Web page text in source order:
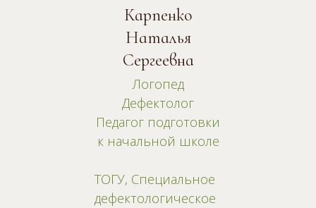
Карпенко
Наталья
Сергеевна
Логопед
Дефектолог
Педагог подготовки
к начальной школе
ТОГУ, Специальное
дефектологическое